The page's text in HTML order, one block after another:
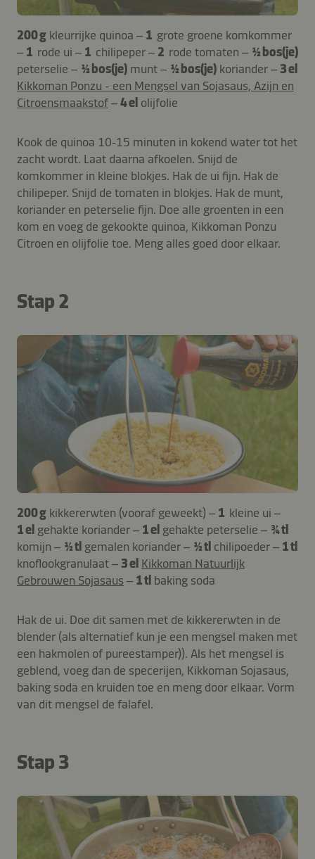
200 g kleurrijke quinoa – 1 grote groene komkommer
– 1 rode ui – 1 chilipeper – 2 rode tomaten – ½ bos(je)
peterselie – ½ bos(je) munt – ½ bos(je) koriander – 3 el
Kikkoman Ponzu - een Mengsel van Sojasaus, Azijn en
Citroensmaakstof–4 el olijfolie
Kook de quinoa 10‑15 minuten in kokend water tot het
zacht wordt. Laat daarna afkoelen. Snijd de
komkommer in kleine blokjes. Hak de ui fijn. Hak de
chilipeper. Snijd de tomaten in blokjes. Hak de munt,
koriander en peterselie fijn. Doe alle groenten in een
kom en voeg de gekookte quinoa, Kikkoman Ponzu
Citroen en olijfolie toe. Meng alles goed door elkaar.
Stap 2
200 g kikkererwten (vooraf geweekt) – 1 kleine ui –
1 el gehakte koriander – 1 el gehakte peterselie – ¾ tl
komijn – ½ tl gemalen koriander – ½ tl chilipoeder – 1 tl
knoflookgranulaat – 3 el Kikkoman Natuurlijk
Gebrouwen Sojasaus – 1 tl baking soda
Hak de ui. Doe dit samen met de kikkererwten in de
blender (als alternatief kun je een mengsel maken met
een hakmolen of pureestamper)). Als het mengsel is
geblend, voeg dan de specerijen, Kikkoman Sojasaus,
baking soda en kruiden toe en meng door elkaar. Vorm
van dit mengsel de falafel.
Stap 3